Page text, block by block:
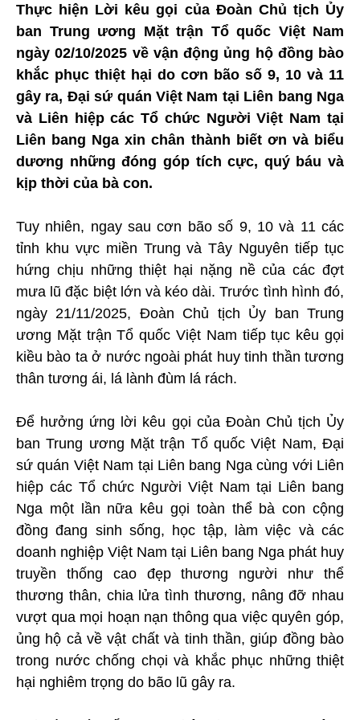
Thực hiện Lời kêu gọi của Đoàn Chủ tịch Ủy
ban Trung ương Mặt trận Tổ quốc Việt Nam
ngày 02/10/2025 về vận động ủng hộ đồng bào
khắc phục thiệt hại do cơn bão số 9, 10 và 11
gây ra, Đại sứ quán Việt Nam tại Liên bang Nga
và Liên hiệp các Tổ chức Người Việt Nam tại
Liên bang Nga xin chân thành biết ơn và biểu
dương những đóng góp tích cực, quý báu và
kịp thời của bà con.
Tuy nhiên, ngay sau cơn bão số 9, 10 và 11 các
tỉnh khu vực miền Trung và Tây Nguyên tiếp tục
hứng chịu những thiệt hại nặng nề của các đợt
mưa lũ đặc biệt lớn và kéo dài. Trước tình hình đó,
ngày 21/11/2025, Đoàn Chủ tịch Ủy ban Trung
ương Mặt trận Tổ quốc Việt Nam tiếp tục kêu gọi
kiều bào ta ở nước ngoài phát huy tinh thần tương
thân tương ái, lá lành đùm lá rách.
Để hưởng ứng lời kêu gọi của Đoàn Chủ tịch Ủy
ban Trung ương Mặt trận Tổ quốc Việt Nam, Đại
sứ quán Việt Nam tại Liên bang Nga cùng với Liên
hiệp các Tổ chức Người Việt Nam tại Liên bang
Nga một lần nữa kêu gọi toàn thể bà con cộng
đồng đang sinh sống, học tập, làm việc và các
doanh nghiệp Việt Nam tại Liên bang Nga phát huy
truyền thống cao đẹp thương người như thể
thương thân, chia lửa tình thương, nâng đỡ nhau
vượt qua mọi hoạn nạn thông qua việc quyên góp,
ủng hộ cả về vật chất và tinh thần, giúp đồng bào
trong nước chống chọi và khắc phục những thiệt
hại nghiêm trọng do bão lũ gây ra.